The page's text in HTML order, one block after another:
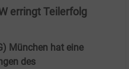
erringt Teilerfolg
München hat eine
des